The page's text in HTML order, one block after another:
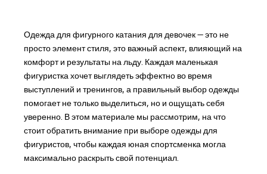
Одежда для фигурного катания для девочек — это не
просто элемент стиля, это важный аспект, влияющий на
комфорт и результаты на льду. Каждая маленькая
фигуристка хочет выглядеть эффектно во время
выступлений и тренингов, а правильный выбор одежды
помогает не только выделиться, но и ощущать себя
уверенно. В этом материале мы рассмотрим, на что
стоит обратить внимание при выборе одежды для
фигуристов, чтобы каждая юная спортсменка могла
максимально раскрыть свой потенциал.